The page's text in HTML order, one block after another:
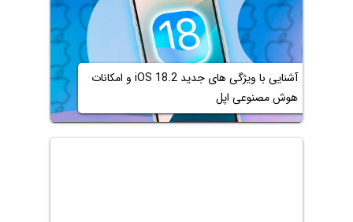
آشنایی با ویژگی های جدید iOS 18.2 و امکانات
هوش مصنوعی اپل